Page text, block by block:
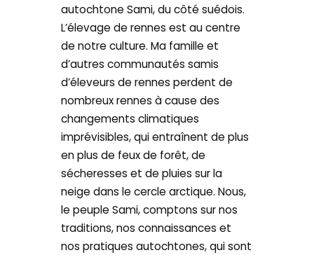
autochtone Sami, du côté suédois.
L’élevage de rennes est au centre
de notre culture. Ma famille et
d’autres communautés samis
d’éleveurs de rennes perdent de
nombreux rennes à cause des
changements climatiques
imprévisibles, qui entraînent de plus
en plus de feux de forêt, de
sécheresses et de pluies sur la
neige dans le cercle arctique. Nous,
le peuple Sami, comptons sur nos
traditions, nos connaissances et
nos pratiques autochtones, qui sont